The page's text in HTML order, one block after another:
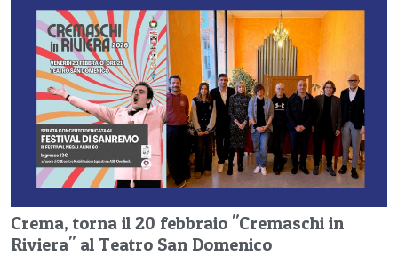
Crema, torna il 20 febbraio "Cremaschi in
Riviera" al Teatro San Domenico